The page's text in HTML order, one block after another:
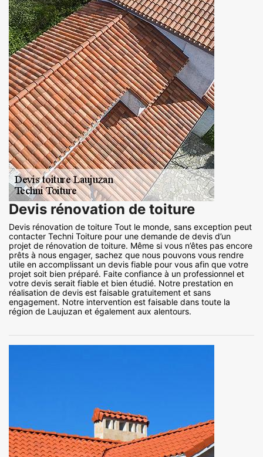
Devis rénovation de toiture
Devis rénovation de toiture Tout le monde, sans exception peut
contacter Techni Toiture pour une demande de devis d’un
projet de rénovation de toiture. Même si vous n’êtes pas encore
prêts à nous engager, sachez que nous pouvons vous rendre
utile en accomplissant un devis fiable pour vous afin que votre
projet soit bien préparé. Faite confiance à un professionnel et
votre devis serait fiable et bien étudié. Notre prestation en
réalisation de devis est faisable gratuitement et sans
engagement. Notre intervention est faisable dans toute la
région de Laujuzan et également aux alentours.